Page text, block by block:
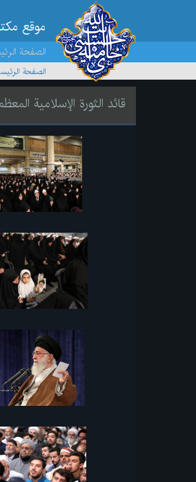
موقع
الصفحة
الصفحة
قائد الثورة الإسلامية